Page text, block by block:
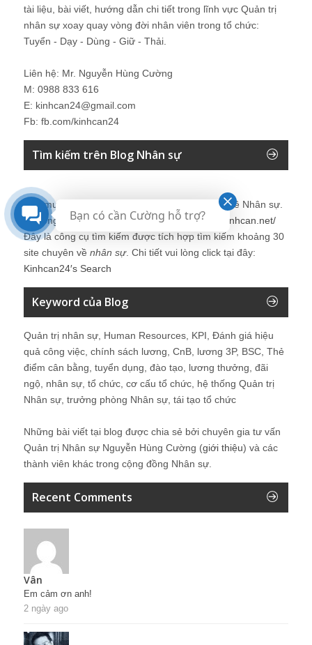
tài liệu, bài viết, hướng dẫn chi tiết trong lĩnh vực Quản trị
nhân sự xoay quay vòng đời nhân viên trong tổ chức:
Tuyển - Dạy - Dùng - Giữ - Thải.
Liên hệ: Mr. Nguyễn Hùng Cường
M: 0988 833 616
E: kinhcan24@gmail.com
Fb: fb.com/kinhcan24
Tìm kiếm trên Blog Nhân sự
Bạn muốn tìm kiếm thêm thông tin về các vấn đề Nhân sự
Vui lòng click tại đây để tìm kiếm thêm:http://kinhcan.net/
Đây là công cụ tìm kiếm được tích hợp tìm kiếm khoảng 30
site chuyên về nhân sự. Chi tiết vui lòng click tại đây:
Kinhcan24′s Search
Keyword của Blog
Quản trị nhân sự, Human Resources, KPI, Đánh giá hiệu
quả công việc, chính sách lương, CnB, lương 3P, BSC, Thẻ
điểm cân bằng, tuyển dụng, đào tạo, lương thưởng, đãi
ngộ, nhân sự, tổ chức, cơ cấu tổ chức, hệ thống Quản trị
Nhân sự, trưởng phòng Nhân sự, tái tạo tổ chức
Những bài viết tại blog được chia sẻ bởi chuyên gia tư vấn
Quản trị Nhân sự Nguyễn Hùng Cường (giới thiệu) và các
thành viên khác trong cộng đồng Nhân sự.
Recent Comments
Vân
Em cảm ơn anh!
2 ngày ago
Bạn có cần Cường hỗ trợ?